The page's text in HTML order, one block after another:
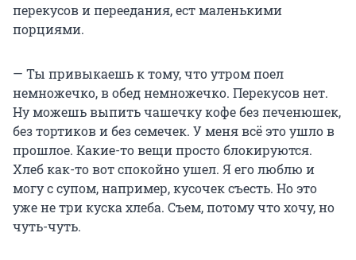
перекусов и переедания, ест маленькими
порциями.
— Ты привыкаешь к тому, что утром поел
немножечко, в обед немножечко. Перекусов нет.
Ну можешь выпить чашечку кофе без печенюшек,
без тортиков и без семечек. У меня всё это ушло в
прошлое. Какие-то вещи просто блокируются.
Хлеб как-то вот спокойно ушел. Я его люблю и
могу с супом, например, кусочек съесть. Но это
уже не три куска хлеба. Съем, потому что хочу, но
чуть-чуть.